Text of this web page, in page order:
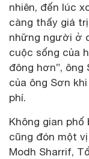
nhiên, đến lúc
càng thấy giá
những người ở
cuộc sống của
đông hơn”, ông
của ông Sơn
phí.
Không gian
cũng đón một
Modh Sharrif,